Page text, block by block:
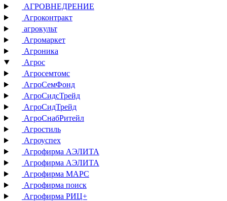
АГРОВНЕДРЕНИЕ
Агроконтракт
агрокульт
Агромаркет
Агроника
Агрос
Агросемтомс
АгроСемФонд
АгроСидсТрейд
АгроСидТрейд
АгроСнабРитейл
Агростиль
Агроуспех
Агрофирма АЭЛИТА
Агрофирма АЭЛИТА
Агрофирма МАРС
Агрофирма поиск
Агрофирма РИЦ+